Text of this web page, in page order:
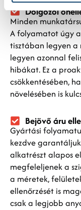
Dolgozói
Minden
A folyamatot úgy
tisztában legyen a
legyen azonnal
hibákat. Ez a
csökkentésében,
növelésében is
Bejövő áru
Gyártási
kezdve
alkatrészt alapos
megfeleljenek a
a méretek,
ellenőrzését is
csak a legjobb